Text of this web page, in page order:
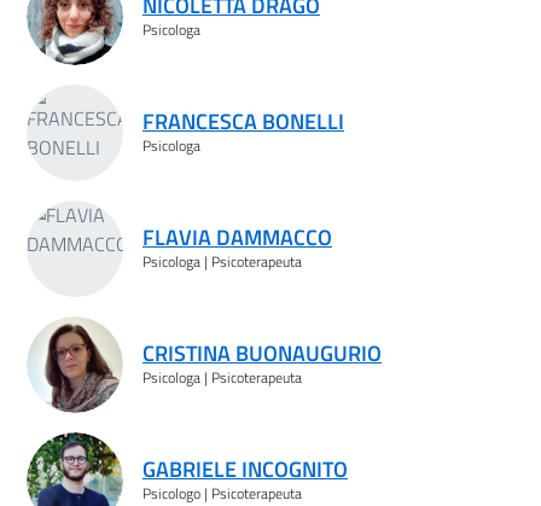
Psicologa
FRANCESCA BONELLI
Psicologa
FLAVIA DAMMACCO
Psicologa | Psicoterapeuta
CRISTINA BUONAUGURIO
Psicologa | Psicoterapeuta
GABRIELE INCOGNITO
Psicologo | Psicoterapeuta